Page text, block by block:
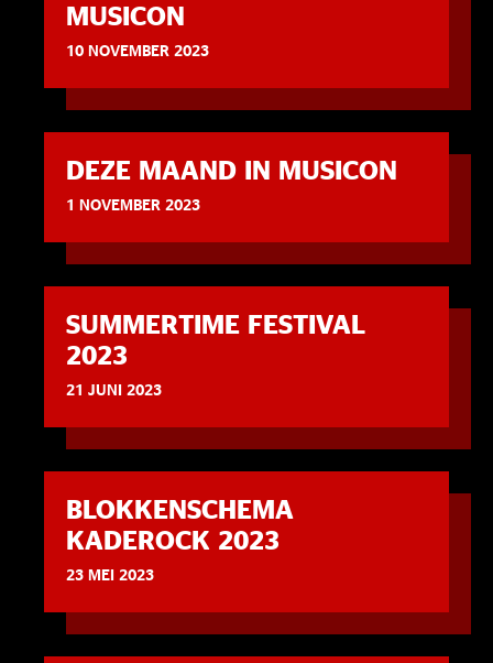
MUSICON
10 NOVEMBER 2023
DEZE MAAND IN MUSICON
1 NOVEMBER 2023
SUMMERTIME FESTIVAL
2023
21 JUNI 2023
BLOKKENSCHEMA
KADEROCK 2023
23 MEI 2023